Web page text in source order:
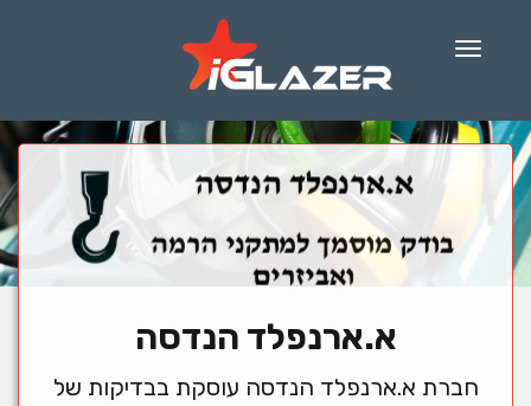
Menu
א.ארנפלד הנדסה
חברת א.ארנפלד הנדסה עוסקת בבדיקות של